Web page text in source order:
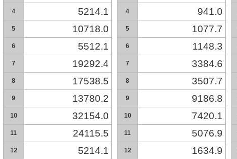
4 5214.1
5 10718.0
6 5512.1
7 19292.4
8 17538.5
9 13780.2
10 32154.0
11 24115.5
12 5214.1
4 941.0
5 1077.7
6 1148.3
7 3384.6
8 3507.7
9 9186.8
10 7420.1
11 5076.9
12 1634.9